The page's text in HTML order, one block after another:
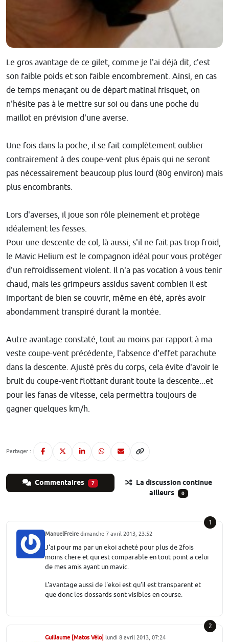
Le gros avantage de ce gilet, comme je l'ai déjà dit, c'est
son faible poids et son faible encombrement. Ainsi, en cas
de temps menaçant ou de départ matinal frisquet, on
n'hésite pas à le mettre sur soi ou dans une poche du
maillot en prévision d'une averse.
Une fois dans la poche, il se fait complètement oublier
contrairement à des coupe-vent plus épais qui ne seront
pas nécessairement beaucoup plus lourd (80g environ) mais
plus encombrants.
Lors d'averses, il joue son rôle pleinement et protège
idéalement les fesses.
Pour une descente de col, là aussi, s'il ne fait pas trop froid,
le Mavic Helium est le compagnon idéal pour vous protéger
d'un refroidissement violent. Il n'a pas vocation à vous tenir
chaud, mais les grimpeurs assidus savent combien il est
important de bien se couvrir, même en été, après avoir
abondamment transpiré durant la montée.
Autre avantage constaté, tout au moins par rapport à ma
veste coupe-vent précédente, l'absence d'effet parachute
dans la descente. Ajusté près du corps, cela évite d'avoir le
bruit du coupe-vent flottant durant toute la descente...et
pour les fanas de vitesse, cela permettra toujours de
gagner quelques km/h.
Partager :
Commentaires 7
La discussion continue
ailleurs
0
1
ManuelFreire dimanche 7 avril 2013, 23:52
J'ai pour ma par un ekoi acheté pour plus de 2fois
moins chere et qui est comparable en tout point a celui
de mes amis ayant un mavic.
L'avantage aussi de l'ekoi est qu'il est transparent et
que donc les dossards sont visibles en course.
2
Guillaume [Matos Vélo] lundi 8 avril 2013, 07:24